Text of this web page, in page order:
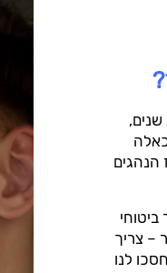
לפני הכל נגדיר מי נחשב בענף הביטוח לנהג צעיר – נהג שטרם מלאו לו 24 שנים,
הנהגים
– צריך
לנו